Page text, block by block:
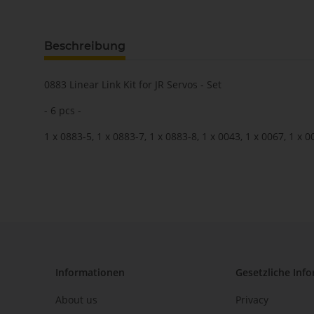
Beschreibung
0883 Linear Link Kit for JR Servos - Set
- 6 pcs -
1 x 0883-5, 1 x 0883-7, 1 x 0883-8, 1 x 0043, 1 x 0067, 1 x
Informationen
About us
Gesetzliche
Privacy